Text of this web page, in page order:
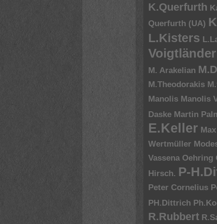
K.Querfurth
Querfurth (UA)
L.Kisters
Voigtländer
M. Arakelian
M.Theodorakis
Manolis Manolis
Daske Martin
E.Keller
Wertmüller
Vassena Oehring
Hirsch. P-
Peter Cornelius
PH.Dittrich
R.Rubbert